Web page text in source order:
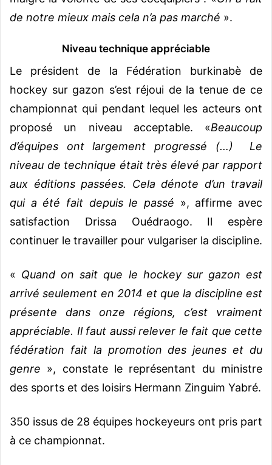
de notre mieux mais cela n’a pas marché ».
Niveau technique appréciable
Le président de la Fédération burkinabè de
hockey sur gazon s’est réjoui de la tenue de ce
championnat qui pendant lequel les acteurs ont
proposé un niveau acceptable. «Beaucoup
d’équipes ont largement progressé (…) Le
niveau de technique était très élevé par rapport
aux éditions passées. Cela dénote d’un travail
qui a été fait depuis le passé », affirme avec
satisfaction Drissa Ouédraogo. Il espère
continuer le travailler pour vulgariser la discipline.
« Quand on sait que le hockey sur gazon est
arrivé seulement en 2014 et que la discipline est
présente dans onze régions, c’est vraiment
appréciable. Il faut aussi relever le fait que cette
fédération fait la promotion des jeunes et du
genre », constate le représentant du ministre
des sports et des loisirs Hermann Zinguim Yabré.
350 issus de 28 équipes hockeyeurs ont pris part
à ce championnat.